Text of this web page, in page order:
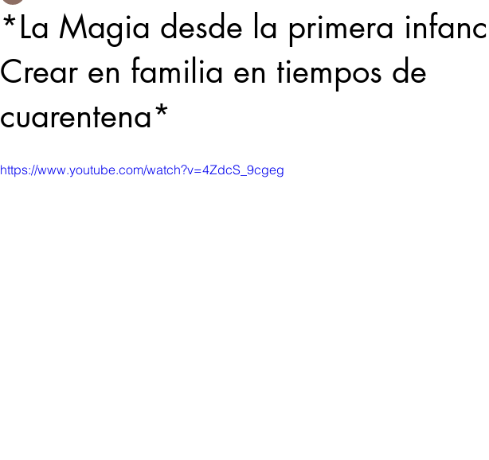
*La Magia desde la primera
Crear en familia en tiempos de
cuarentena*
https://www.youtube.com/watch?v=4ZdcS_9cgeg